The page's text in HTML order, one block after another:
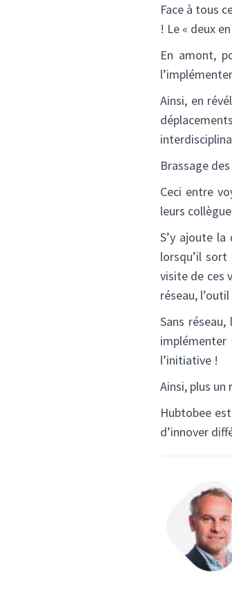
Face à tous
! Le « deux
En amont,
Ainsi, en
Brassage
Ceci entre
leurs
S’y ajoute
lorsqu’il
visite de ces
réseau,
Sans
l’initiative !
Ainsi, plus un
Hubtobee
d’innover